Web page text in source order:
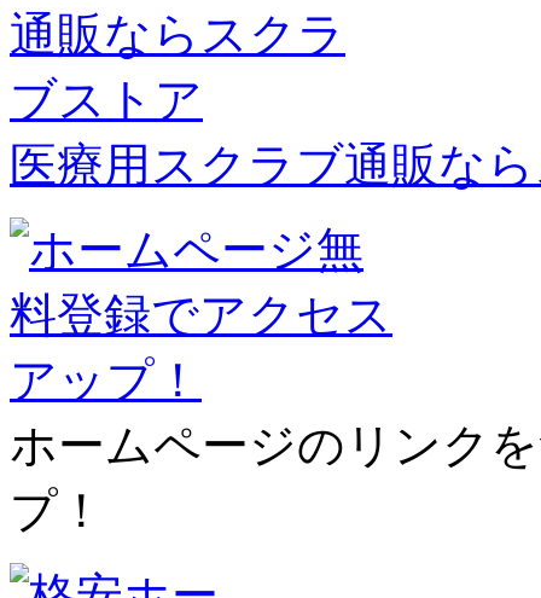
医療用スクラブ通販な
ホームページのリンク
プ！